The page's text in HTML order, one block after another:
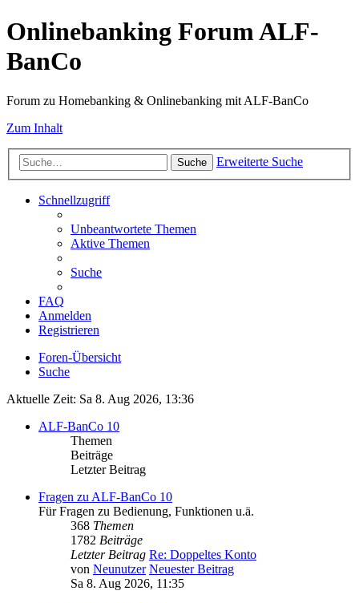
Onlinebanking Forum ALF-
BanCo
Forum zu Homebanking & Onlinebanking mit ALF-BanCo
Zum Inhalt
Suche Erweiterte Suche
Schnellzugriff
Unbeantwortete Themen
Aktive Themen
Suche
FAQ
Anmelden
Registrieren
Foren-Übersicht
Suche
Aktuelle Zeit: Sa 8. Aug 2026, 13:36
ALF-BanCo 10
Themen
Beiträge
Letzter Beitrag
Fragen zu ALF-BanCo 10
Für Fragen zu Bedienung, Funktionen u.ä.
368 Themen
1782 Beiträge
Letzter Beitrag Re: Doppeltes Konto
von Neunutzer Neuester Beitrag
Sa 8. Aug 2026, 11:35